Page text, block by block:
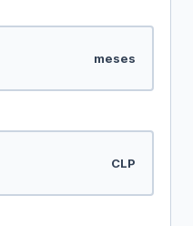
meses
CLP